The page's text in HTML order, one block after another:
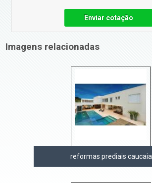
Enviar cotação
Imagens relacionadas
reformas prediais caucaia